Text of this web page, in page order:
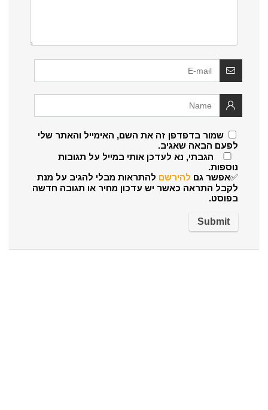
שמור בדפדפן זה את השם, האימייל והאתר שלי
לפעם הבאה שאגיב.
הגבתי, נא לעדכן אותי במייל על תגובות
נוספות.
✅אפשר גם להירשם להתראות מבלי להגיב על מנת
לקבל התראה כאשר יש עדכון מחיר או תגובה חדשה
בפוסט.